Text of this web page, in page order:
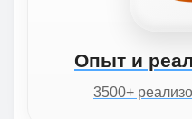
Опыт и
3500+